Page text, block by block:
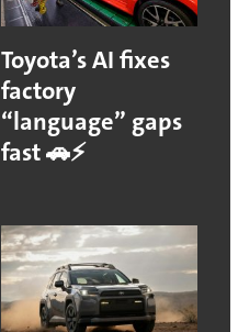
Toyota’s AI fixes
factory
“language” gaps
fast 🚗⚡